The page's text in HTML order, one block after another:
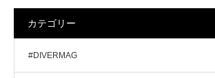
カテゴリー
#DIVERMAG